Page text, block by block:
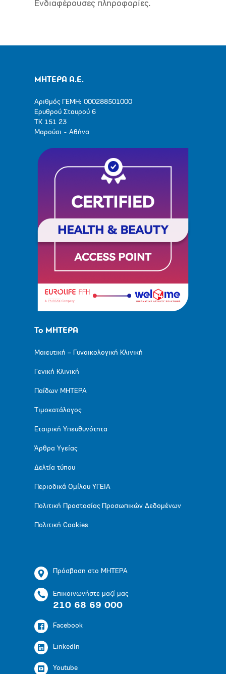
Ενδιαφέρουσες πληροφορίες.
ΜΗΤΕΡΑ Α.Ε.
Αριθμός ΓΕΜΗ: 000288501000
Ερυθρού Σταυρού 6
ΤΚ 151 23
Μαρούσι - Αθήνα
Το ΜΗΤΕΡΑ
Μαιευτική – Γυναικολογική Κλινική
Γενική Κλινική
Παίδων ΜΗΤΕΡΑ
Τιμοκατάλογος
Εταιρική Υπευθυνότητα
Άρθρα Υγείας
Δελτία τύπου
Περιοδικά Ομίλου ΥΓΕΙΑ
Πολιτική Προστασίας Προσωπικών Δεδομένων
Πολιτική Cookies
Πρόσβαση στο ΜΗΤΕΡΑ
Επικοινωνήστε μαζί μας
210 68 69 000
Facebook
LinkedIn
Youtube